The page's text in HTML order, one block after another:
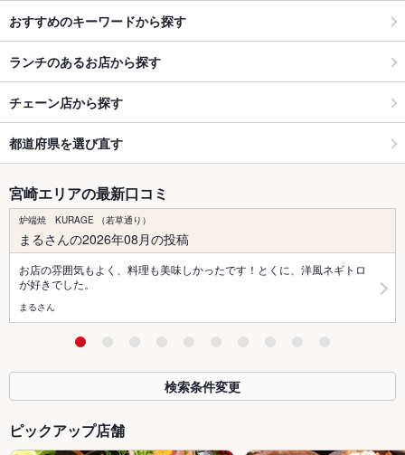
おすすめのキーワードから探す
ランチのあるお店から探す
チェーン店から探す
都道府県を選び直す
宮崎エリアの最新口コミ
炉端焼 KURAGE （若草通り）
まるさんの2026年08月の投稿
お店の雰囲気もよく、料理も美味しかったです！とくに、洋風ネギトロ
が好きでした。
まるさん
検索条件変更
ピックアップ店舗